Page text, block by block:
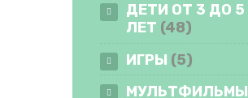
ДЕТИ ОТ 3 ДО 5
ЛЕТ (48)
ИГРЫ (5)
МУЛЬТФИЛЬМЫ